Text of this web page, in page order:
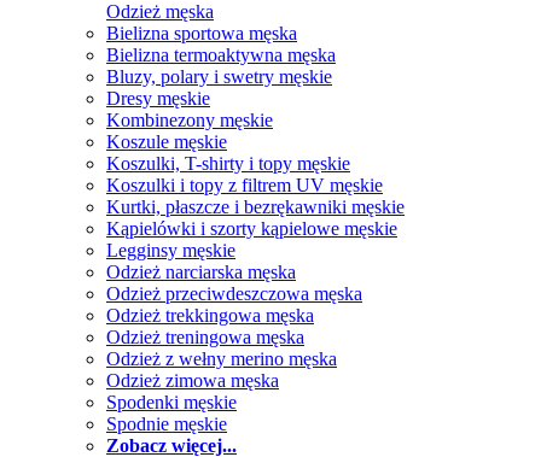
Odzież męska
Bielizna sportowa męska
Bielizna termoaktywna męska
Bluzy, polary i swetry męskie
Dresy męskie
Kombinezony męskie
Koszule męskie
Koszulki, T-shirty i topy męskie
Koszulki i topy z filtrem UV męskie
Kurtki, płaszcze i bezrękawniki męskie
Kąpielówki i szorty kąpielowe męskie
Legginsy męskie
Odzież narciarska męska
Odzież przeciwdeszczowa męska
Odzież trekkingowa męska
Odzież treningowa męska
Odzież z wełny merino męska
Odzież zimowa męska
Spodenki męskie
Spodnie męskie
Zobacz więcej...